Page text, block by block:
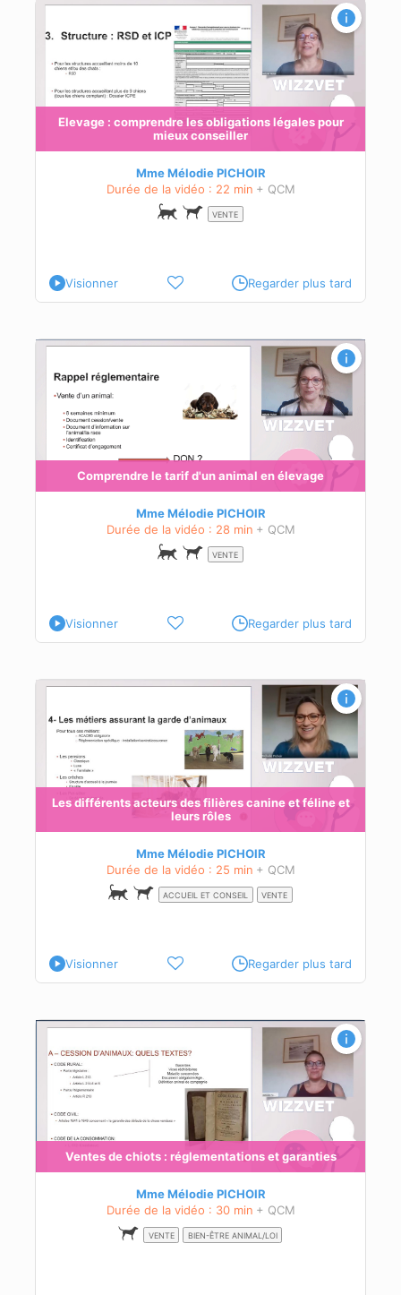
Elevage : comprendre les obligations légales pour
mieux conseiller
Mme Mélodie PICHOIR
Durée de la vidéo : 22 min + QCM
VENTE
Visionner Regarder plus tard
Comprendre le tarif d'un animal en élevage
Mme Mélodie PICHOIR
Durée de la vidéo : 28 min + QCM
VENTE
Visionner Regarder plus tard
Les différents acteurs des filières canine et féline et
leurs rôles
Mme Mélodie PICHOIR
Durée de la vidéo : 25 min + QCM
ACCUEIL ET CONSEIL VENTE
Visionner Regarder plus tard
Ventes de chiots : réglementations et garanties
Mme Mélodie PICHOIR
Durée de la vidéo : 30 min + QCM
VENTE BIEN-ÊTRE ANIMAL/LOI